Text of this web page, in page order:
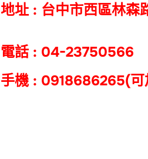
地址 : 台中市西區林森
電話 : 04-23750566
手機 : 0918686265(可